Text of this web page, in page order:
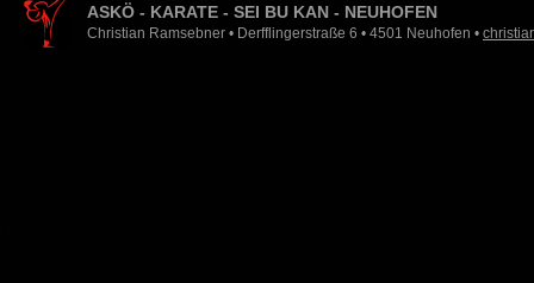
ASKÖ - KARATE - SEI BU KAN - NEUHOFEN
Christian Ramsebner • Derfflingerstraße 6 • 4501 Neuhofen •